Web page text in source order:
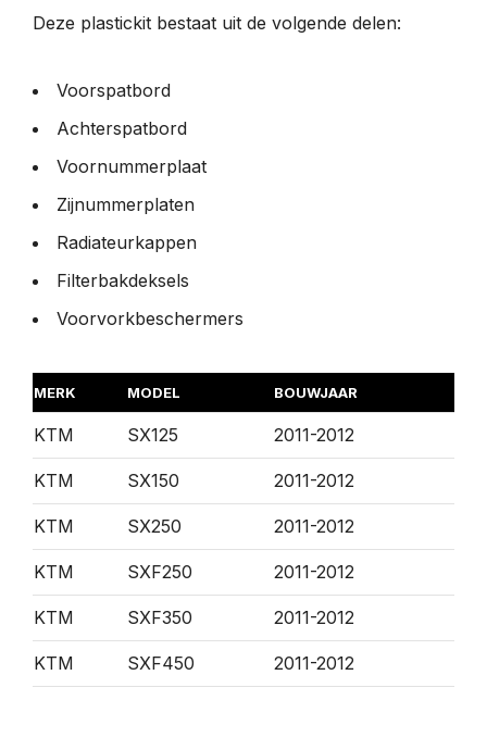
Deze plastickit bestaat uit de volgende delen:
Voorspatbord
Achterspatbord
Voornummerplaat
Zijnummerplaten
Radiateurkappen
Filterbakdeksels
Voorvorkbeschermers
MERK MODEL BOUWJAAR
KTM SX125 2011-2012
KTM SX150 2011-2012
KTM SX250 2011-2012
KTM SXF250 2011-2012
KTM SXF350 2011-2012
KTM SXF450 2011-2012